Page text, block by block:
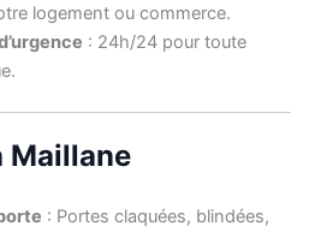
logement ou commerce.
: 24h/24 pour toute
Maillane
: Portes claquées, blindées,